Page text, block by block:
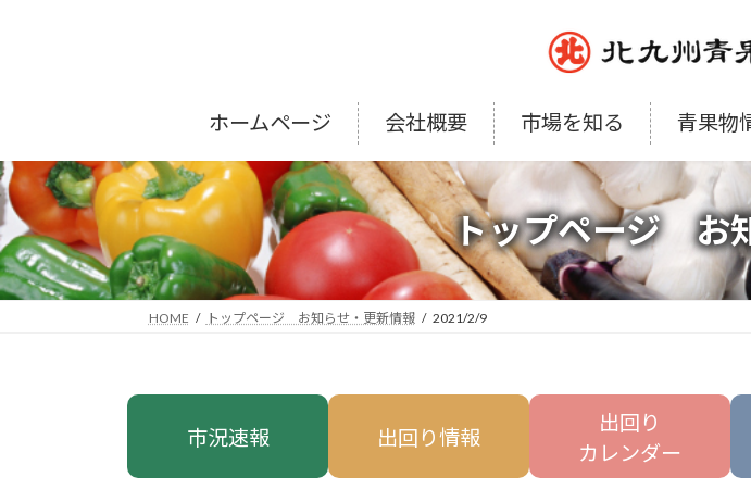
ス
キ
ッ
プ
ン
に
移
動
ホームページ 会社概要 市場を知る 青果物
トップページ お
HOME トップページ お知らせ・更新情報 2021/2/9
市況速報 出回り情報
出回り
カレンダー